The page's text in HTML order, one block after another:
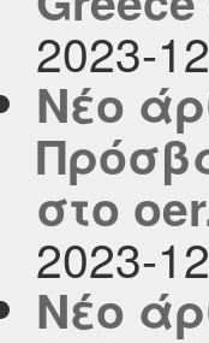
2023-
Νέο
στο
2023-
Νέο